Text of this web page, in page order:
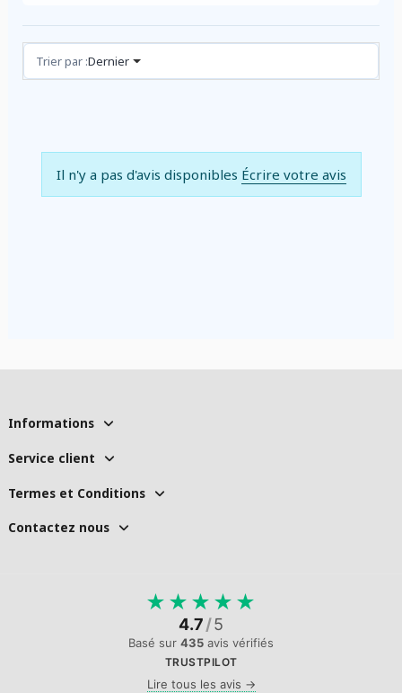
Avis (0)
Trier par :Dernier
Il n'y a pas d'avis disponibles Écrire votre avis
Informations
Service client
Termes et Conditions
Contactez nous
★ ★ ★ ★ ★
4.7/5
Basé sur 435 avis vérifiés
TRUSTPILOT
Lire tous les avis →